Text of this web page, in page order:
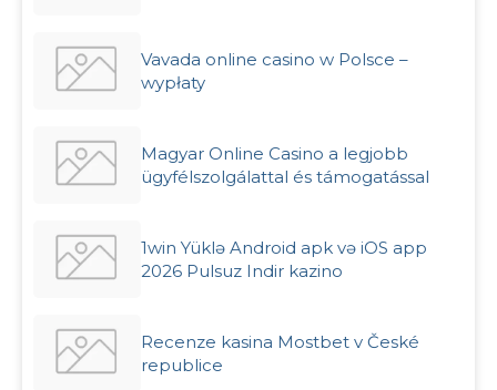
Vavada online casino w Polsce –
wypłaty
Magyar Online Casino a legjobb
ügyfélszolgálattal és támogatással
1win Yüklə Android apk və iOS app
2026 Pulsuz Indir kazino
Recenze kasina Mostbet v České
republice